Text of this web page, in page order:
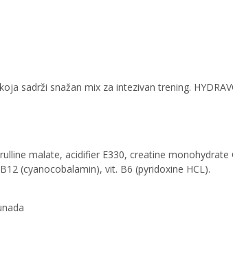
sadrži snažan mix za intezivan trening.
malate, acidifier E330, creatine
(cyanocobalamin), vit. B6 (pyridoxine HCL).